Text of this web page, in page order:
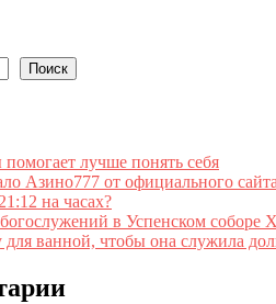
Поиск
лучше понять себя
Азино777 от официального
на часах?
в Успенском соборе
ванной, чтобы она служила